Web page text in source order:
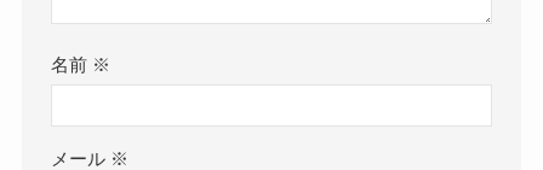
名前 ※
メール ※